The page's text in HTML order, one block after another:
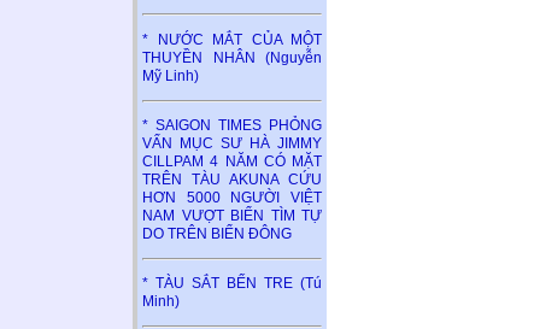
* NƯỚC MẮT CỦA MỘT
THUYỀN NHÂN (Nguyễn
Mỹ Linh)
* SAIGON TIMES PHỎNG
VẤN MỤC SƯ HÀ JIMMY
CILLPAM 4 NĂM CÓ MẶT
TRÊN TÀU AKUNA CỨU
HƠN 5000 NGƯỜI VIỆT
NAM VƯỢT BIỂN TÌM TỰ
DO TRÊN BIỂN ĐÔNG
* TÀU SẮT BẾN TRE (Tú
Minh)